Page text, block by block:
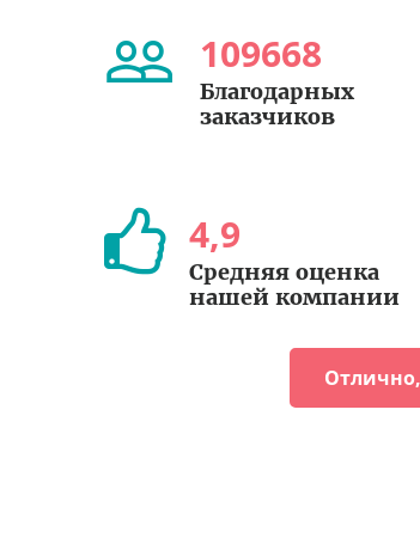
109668
Благодарных
заказчиков
4,9
Средняя оценка
нашей компании